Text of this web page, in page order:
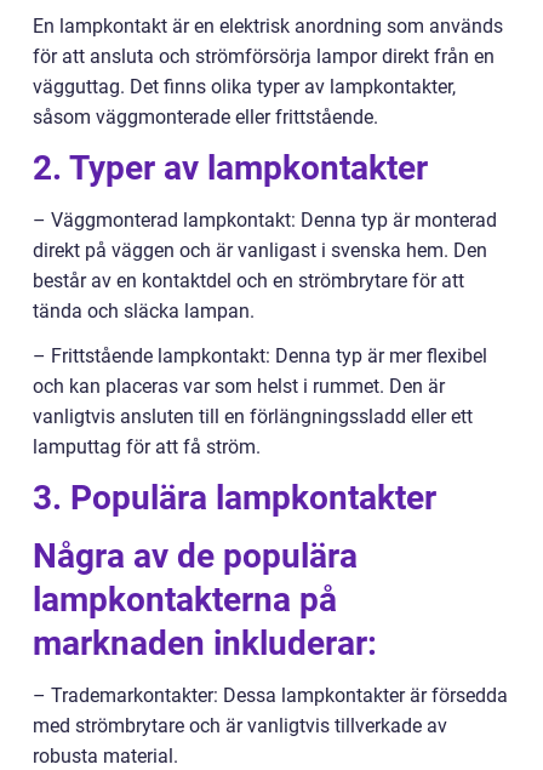
En lampkontakt är en elektrisk anordning som används
för att ansluta och strömförsörja lampor direkt från en
vägguttag. Det finns olika typer av lampkontakter,
såsom väggmonterade eller frittstående.
2. Typer av lampkontakter
– Väggmonterad lampkontakt: Denna typ är monterad
direkt på väggen och är vanligast i svenska hem. Den
består av en kontaktdel och en strömbrytare för att
tända och släcka lampan.
– Frittstående lampkontakt: Denna typ är mer flexibel
och kan placeras var som helst i rummet. Den är
vanligtvis ansluten till en förlängningssladd eller ett
lamputtag för att få ström.
3. Populära lampkontakter
Några av de populära
lampkontakterna på
marknaden inkluderar:
– Trademarkontakter: Dessa lampkontakter är försedda
med strömbrytare och är vanligtvis tillverkade av
robusta material.